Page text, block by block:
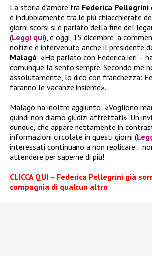
La storia d’amore tra Federica Pellegrini
è indubbiamente tra le più chiacchierate
giorni scorsi si è parlato della fine del
(Leggi qui), e oggi, 15 dicembre, a
notizie è intervenuto anche il presidente
Malagò: «Ho parlato con Federica ieri –
comunque la sento sempre. Secondo me
assolutamente, lo dico con franchezza:
faranno le vacanze insieme».
Malagò ha inoltre aggiunto: «Vogliono
quindi non diamo giudizi affrettati». Un
dunque, che appare nettamente in
informazioni circolate in questi giorni (
interessati continuano a non replicare…
attendere per saperne di più!
CLICCA QUI – Federica Pellegrini già
compagnia di qualcun altro